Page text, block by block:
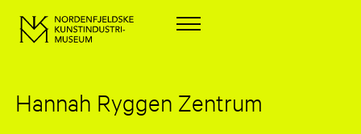
Hannah Ryggen Zentrum